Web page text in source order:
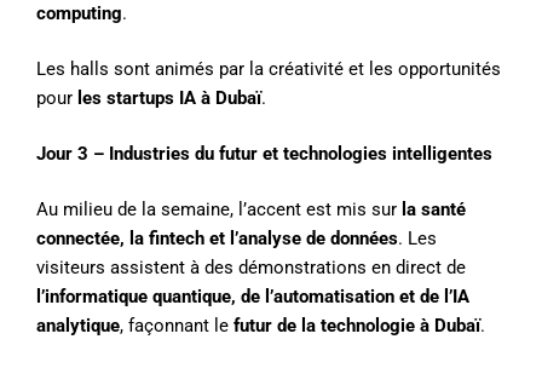
computing.
Les halls sont animés par la créativité et les opportunités
pour les startups IA à Dubaï.
Jour 3 – Industries du futur et technologies intelligentes
Au milieu de la semaine, l’accent est mis sur la santé
connectée, la fintech et l’analyse de données. Les
visiteurs assistent à des démonstrations en direct de
l’informatique quantique, de l’automatisation et de l’IA
analytique, façonnant le futur de la technologie à Dubaï.